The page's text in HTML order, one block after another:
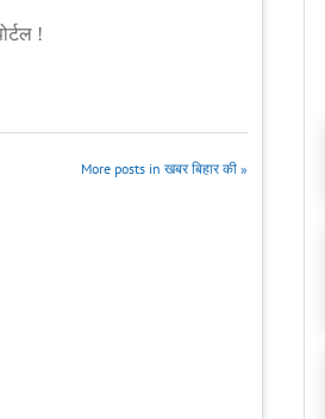
!
More posts in खबर बिहार की »